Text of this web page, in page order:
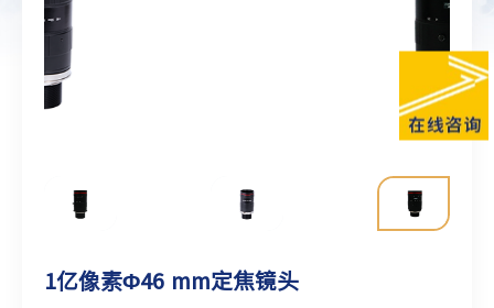
1亿像素Φ46 mm定焦镜头